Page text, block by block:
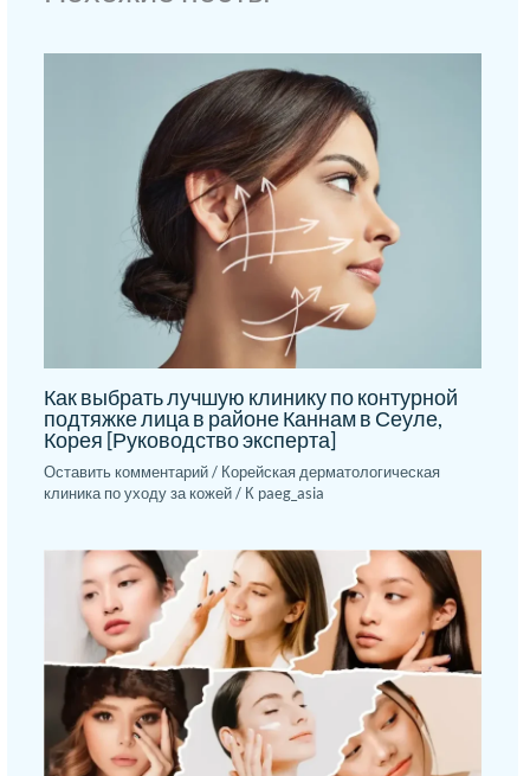
Как выбрать лучшую клинику по контурной
подтяжке лица в районе Каннам в Сеуле,
Корея [Руководство эксперта]
Оставить комментарий/ Корейская дерматологическая
клиника по уходу за кожей/ К paeg_asia